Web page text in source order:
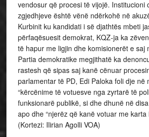
vendosur që procesi të vijojë. Institucioni
zgjedhjeve është vënë ndërkohë në
Kurbinit ku kandidati i së djathtës mbeti
përfaqësuesit demokrat, KQZ-ja ka
të hapur me ligjin dhe komisionerët e saj
Partia demokratike megjithatë ka
rastesh që sipas saj kanë cënuar
parlamentar të PD, Edi Paloka foli dje në
“kërcënime të votuesve nga zyrtarë të
funksionarë publikë, si dhe dhunë në
apo dhe “njerëz që kanë votuar me karta
(Kortezi: Ilirian Agolli VOA)